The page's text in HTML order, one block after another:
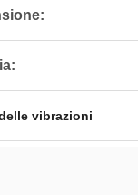
vibrazioni